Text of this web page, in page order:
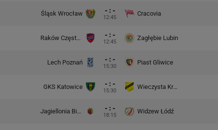
Śląsk Wrocław - : -
12:45
Cracovia
Raków Częstochowa - : -
12:45
Zagłębie Lubin
Lech Poznań - : -
15:30
Piast Gliwice
GKS Katowice - : -
15:30
Wieczysta Kraków
Jagiellonia Białystok - : -
18:15
Widzew Łódź